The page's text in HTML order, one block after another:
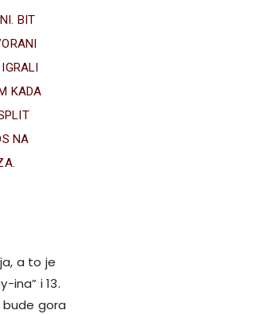
BIT
KADA
NA
a to je
ina” i 13.
gora